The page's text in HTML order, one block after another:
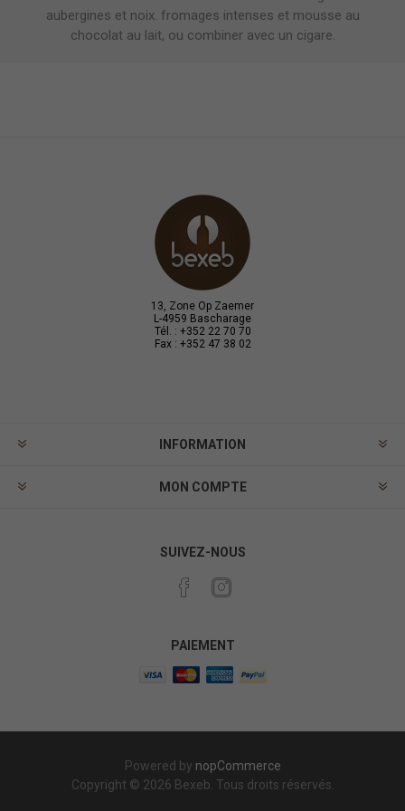
aubergines et noix. fromages intenses et mousse au
chocolat au lait, ou combiner avec un cigare.
13, Zone Op Zaemer
L-4959 Bascharage
Tél. : +352 22 70 70
Fax : +352 47 38 02
INFORMATION
MON COMPTE
SUIVEZ-NOUS
PAIEMENT
Powered by nopCommerce
Copyright © 2026 Bexeb. Tous droits réservés.